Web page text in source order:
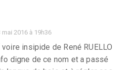
mai 2016 à 19h36
insipide de René RUELLO
digne de ce nom et a passé